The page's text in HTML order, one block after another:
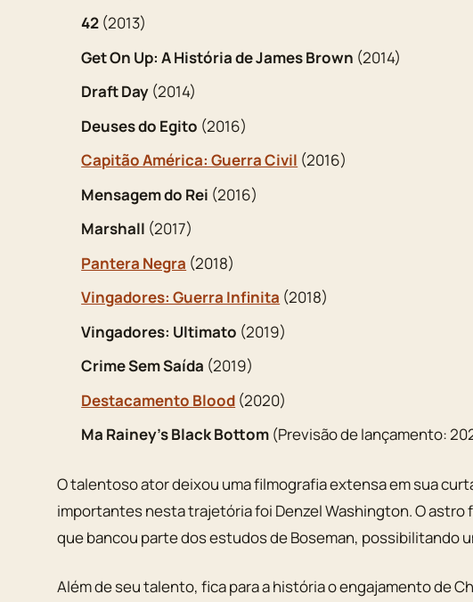
42 (2013)
Get On Up: A História de James Brown (2014)
Draft Day (2014)
Deuses do Egito (2016)
Capitão América: Guerra Civil (2016)
Mensagem do Rei (2016)
Marshall (2017)
Pantera Negra (2018)
Vingadores: Guerra Infinita (2018)
Vingadores: Ultimato (2019)
Crime Sem Saída (2019)
Destacamento Blood (2020)
Ma Rainey’s Black Bottom (Previsão de lançamento:
O talentoso ator deixou uma filmografia extensa em sua
importantes nesta trajetória foi Denzel Washington. O astro
que bancou parte dos estudos de Boseman, possibilitando
Além de seu talento, fica para a história o engajamento de